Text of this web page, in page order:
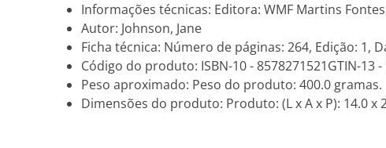
Informações técnicas: Editora: WMF Martins
Autor: Johnson, Jane
Ficha técnica: Número de páginas: 264, Edição: 1,
Código do produto: ISBN-10 - 8578271521GTIN-13
Peso aproximado: Peso do produto: 400.0 gramas.
Dimensões do produto: Produto: (L x A x P): 14.0 x